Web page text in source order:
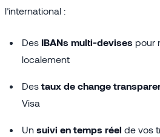
l’international :
Des IBANs multi-devises pour
localement
Des taux de change
Visa
Un suivi en temps réel de vos